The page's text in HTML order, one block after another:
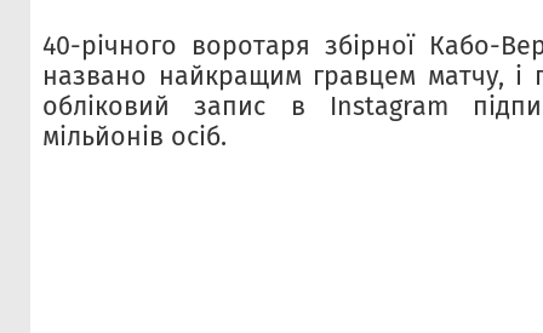
40-річного воротаря збірної Кабо-
названо найкращим гравцем матчу, і
обліковий запис в Instagram
мільйонів осіб.